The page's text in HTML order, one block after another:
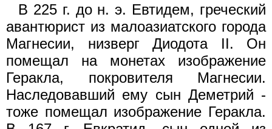
В 225 г. до н. э. Евтидем, греческий
авантюрист из малоазиатского города
Магнесии, низверг Диодота II. Он
помещал на монетах изображение
Геракла, покровителя Магнесии.
Наследовавший ему сын Деметрий -
тоже помещал изображение Геракла.